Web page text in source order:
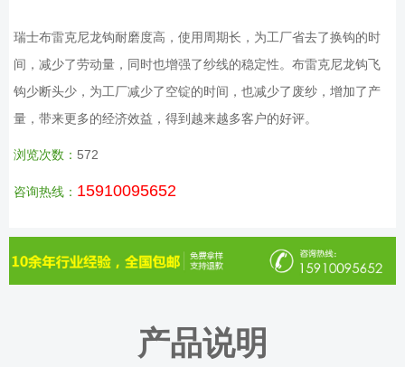
瑞士布雷克尼龙钩耐磨度高，使用周期长，为工厂省去了换钩的时
间，减少了劳动量，同时也增强了纱线的稳定性。布雷克尼龙钩飞
钩少断头少，为工厂减少了空锭的时间，也减少了废纱，增加了产
量，带来更多的经济效益，得到越来越多客户的好评。
浏览次数： 572
咨询热线： 15910095652
产品说明